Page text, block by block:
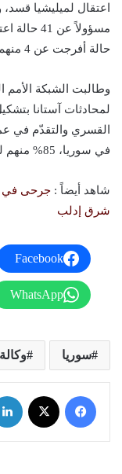
اعتقال لميليشيا
حالة أفرجت عن 4 منهم.
وطالبت الشبكة الأمم
لمحادثات آستانا
في سوريا، 85% منهم لدى النظام السوري.
شاهد أيضاً : جرحى في
شرق إدلب
Facebook
WhatsApp
سوريا
فيسبوك